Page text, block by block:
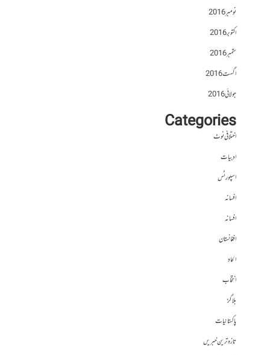
نومبر 2016
اکتوبر 2016
ستمبر 2016
اگست 2016
جولائی 2016
Categories
اختلافی نوٹ
ادبیات
اسپورٹس
افسانہ
افسانہ
افغانستان
الحاد
انتخاب
بلاگز
پاکستانیات
تازہ ترین خبریں